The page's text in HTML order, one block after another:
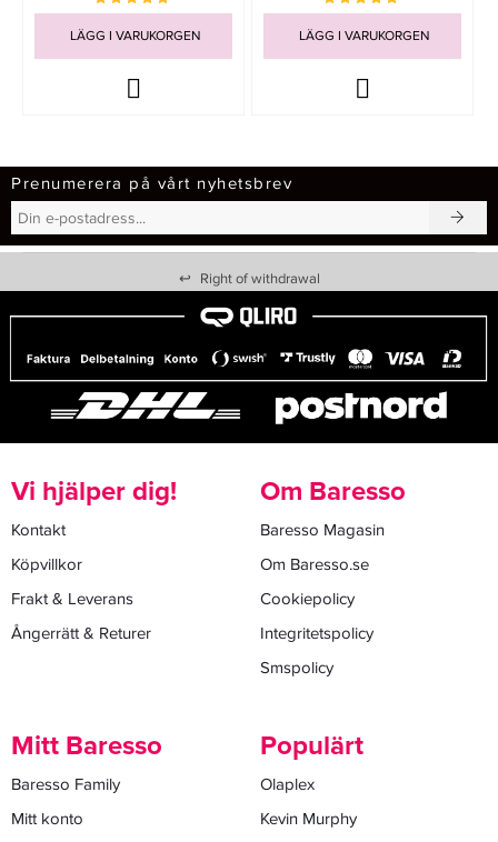
LÄGG I VARUKORGEN LÄGG I VARUKORGEN
Prenumerera på vårt nyhetsbrev
↩ Right of withdrawal
Vi hjälper dig!
Kontakt
Köpvillkor
Frakt & Leverans
Ångerrätt & Returer
Om Baresso
Baresso Magasin
Om Baresso.se
Cookiepolicy
Integritetspolicy
Smspolicy
Mitt Baresso
Baresso Family
Mitt konto
Populärt
Olaplex
Kevin Murphy